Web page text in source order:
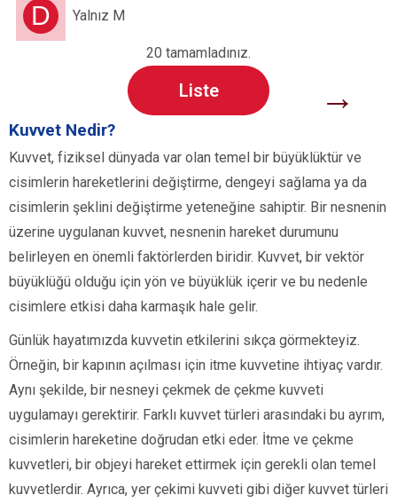
D Yalnız M
20 tamamladınız.
Liste →
Kuvvet Nedir?
Kuvvet, fiziksel dünyada var olan temel bir büyüklüktür ve
cisimlerin hareketlerini değiştirme, dengeyi sağlama ya da
cisimlerin şeklini değiştirme yeteneğine sahiptir. Bir nesnenin
üzerine uygulanan kuvvet, nesnenin hareket durumunu
belirleyen en önemli faktörlerden biridir. Kuvvet, bir vektör
büyüklüğü olduğu için yön ve büyüklük içerir ve bu nedenle
cisimlere etkisi daha karmaşık hale gelir.
Günlük hayatımızda kuvvetin etkilerini sıkça görmekteyiz.
Örneğin, bir kapının açılması için itme kuvvetine ihtiyaç vardır.
Aynı şekilde, bir nesneyi çekmek de çekme kuvveti
uygulamayı gerektirir. Farklı kuvvet türleri arasındaki bu ayrım,
cisimlerin hareketine doğrudan etki eder. İtme ve çekme
kuvvetleri, bir objeyi hareket ettirmek için gerekli olan temel
kuvvetlerdir. Ayrıca, yer çekimi kuvveti gibi diğer kuvvet türleri